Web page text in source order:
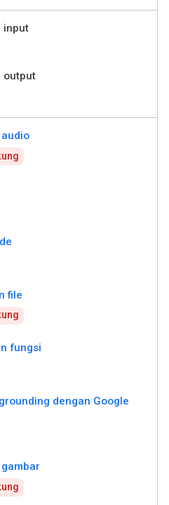
input
output
file
fungsi
dengan Google